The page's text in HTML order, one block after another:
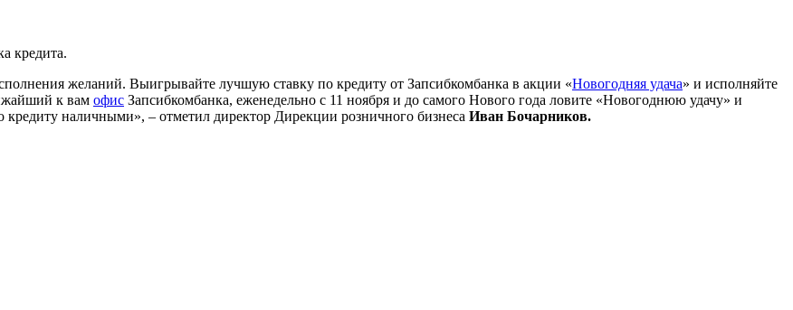
кредита.
желаний. Выигрывайте лучшую ставку по кредиту от Запсибкомбанка в акции «Новогодняя удача» и исполняйте
к вам офис Запсибкомбанка, еженедельно с 11 ноября и до самого Нового года ловите «Новогоднюю удачу» и
наличными», – отметил директор Дирекции розничного бизнеса Иван Бочарников.